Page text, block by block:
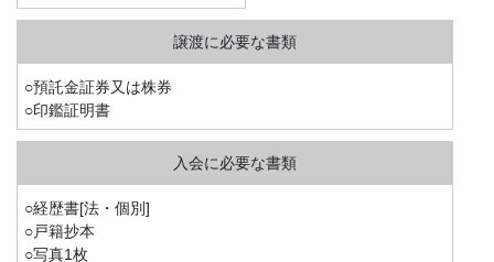
○預託金証券又は株券
○印鑑証明書
○経歴書[法・個別]
○戸籍抄本
○写真1枚